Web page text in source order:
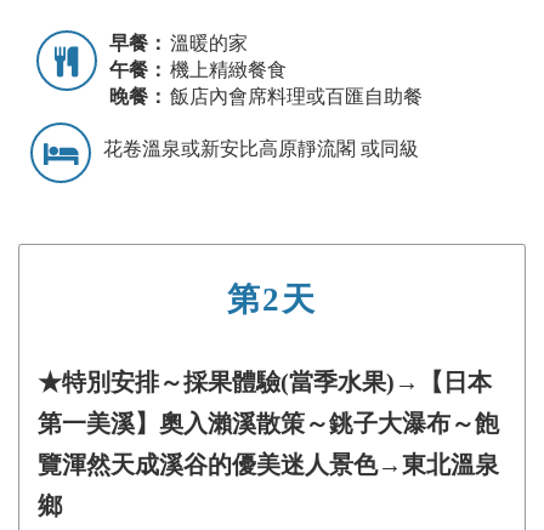
早餐： 溫暖的家
午餐： 機上精緻餐食
晚餐： 飯店內會席料理或百匯自助餐
花卷溫泉或新安比高原靜流閣 或同級
第2天
★特別安排～採果體驗(當季水果)→【日本
第一美溪】奧入瀨溪散策～銚子大瀑布～飽
覽渾然天成溪谷的優美迷人景色→東北溫泉
鄉